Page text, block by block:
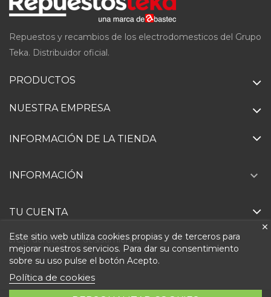
Repuestos y recambios de los electrodomesticos del Grupo
Teka. Distribuidor oficial.
PRODUCTOS
NUESTRA EMPRESA
INFORMACIÓN DE LA TIENDA
Este sitio web utiliza cookies propias y de terceros para
mejorar nuestros servicios. Para dar su consentimiento
sobre su uso pulse el botón Acepto.
Política de cookies
INFORMACIÓN 
TU CUENTA
Ejercer derecho de desistimiento